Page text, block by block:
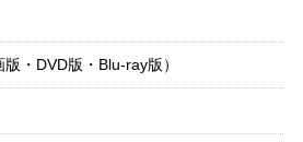
・DVD版・Blu-ray版）